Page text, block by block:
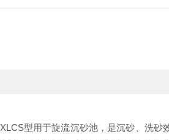
XLCS型用于旋流沉砂池，是沉砂、洗砂